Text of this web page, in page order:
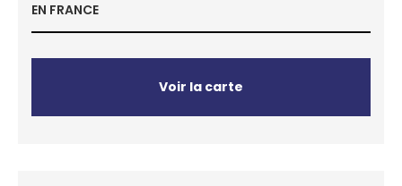
EN FRANCE
Voir la carte